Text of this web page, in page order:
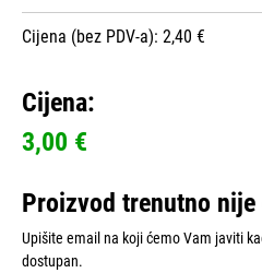
Cijena (bez PDV-a): 2,40 €
Cijena:
3,00 €
Proizvod trenutno nije
Upišite email na koji ćemo Vam javiti
dostupan.